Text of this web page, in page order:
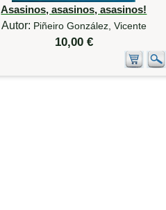
Asasinos, asasinos, asasinos!
Autor: Piñeiro González, Vicente
10,00 €